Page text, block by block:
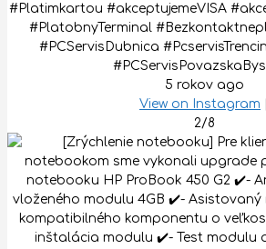
#Platimkartou #akceptujemeVISA
#PlatobnyTerminal
#PCServisDubnica
5 rokov ago
View on Instagram
2/8